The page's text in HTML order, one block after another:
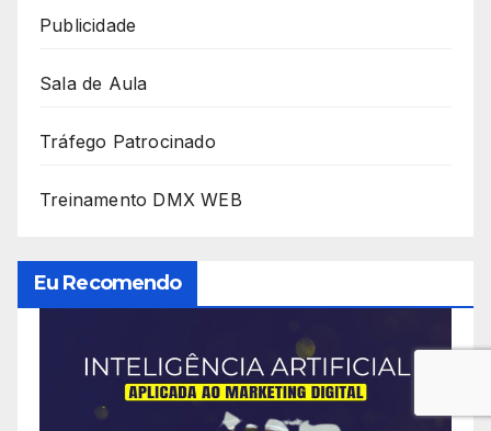
Publicidade
Sala de Aula
Tráfego Patrocinado
Treinamento DMX WEB
Eu Recomendo